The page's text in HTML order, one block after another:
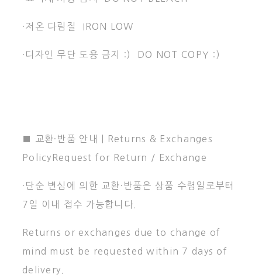
·저온 다림질 IRON LOW
·디자인 무단 도용 금지 :) DO NOT COPY :)
■ 교환·반품 안내 | Returns & Exchanges
PolicyRequest for Return / Exchange
·단순 변심에 의한 교환·반품은 상품 수령일로부터
7일 이내 접수 가능합니다.
Returns or exchanges due to change of
mind must be requested within 7 days of
delivery.